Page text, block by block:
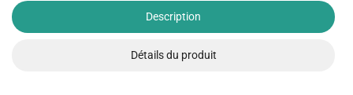
Description
Détails du produit